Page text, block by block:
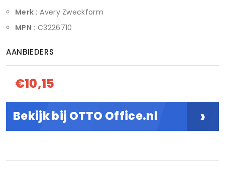
Merk : Avery Zweckform
MPN : C3226710
AANBIEDERS
€10,15
Bekijk bij OTTO Office.nl ›